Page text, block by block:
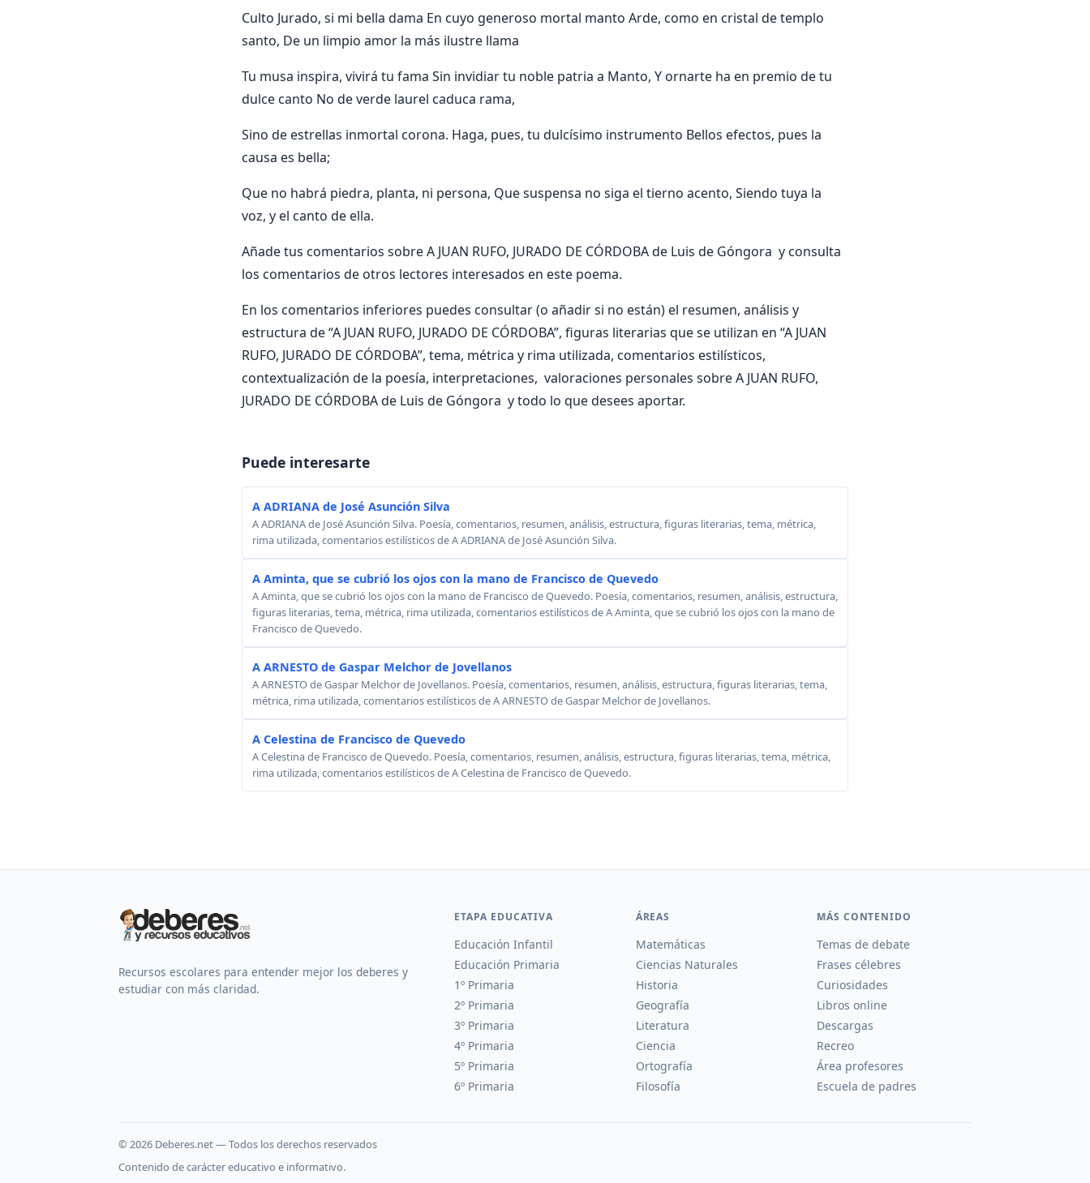
Culto Jurado, si mi bella dama En cuyo generoso mortal manto Arde, como en cristal de templo
santo, De un limpio amor la más ilustre llama
Tu musa inspira, vivirá tu fama Sin invidiar tu noble patria a Manto, Y ornarte ha en premio de tu
dulce canto No de verde laurel caduca rama,
Sino de estrellas inmortal corona. Haga, pues, tu dulcísimo instrumento Bellos efectos, pues la
causa es bella;
Que no habrá piedra, planta, ni persona, Que suspensa no siga el tierno acento, Siendo tuya la
voz, y el canto de ella.
Añade tus comentarios sobre A JUAN RUFO, JURADO DE CÓRDOBA de Luis de Góngora y consulta
los comentarios de otros lectores interesados en este poema.
En los comentarios inferiores puedes consultar (o añadir si no están) el resumen, análisis y
estructura de “A JUAN RUFO, JURADO DE CÓRDOBA”, figuras literarias que se utilizan en “A JUAN
RUFO, JURADO DE CÓRDOBA”, tema, métrica y rima utilizada, comentarios estilísticos,
contextualización de la poesía, interpretaciones, valoraciones personales sobre A JUAN RUFO,
JURADO DE CÓRDOBA de Luis de Góngora y todo lo que desees aportar.
Puede interesarte
A ADRIANA de José Asunción Silva
A ADRIANA de José Asunción Silva. Poesía, comentarios, resumen, análisis, estructura, figuras literarias, tema, métrica,
rima utilizada, comentarios estilísticos de A ADRIANA de José Asunción Silva.
A Aminta, que se cubrió los ojos con la mano de Francisco de Quevedo
A Aminta, que se cubrió los ojos con la mano de Francisco de Quevedo. Poesía, comentarios, resumen, análisis, estructura,
figuras literarias, tema, métrica, rima utilizada, comentarios estilísticos de A Aminta, que se cubrió los ojos con la mano de
Francisco de Quevedo.
A ARNESTO de Gaspar Melchor de Jovellanos
A ARNESTO de Gaspar Melchor de Jovellanos. Poesía, comentarios, resumen, análisis, estructura, figuras literarias, tema,
métrica, rima utilizada, comentarios estilísticos de A ARNESTO de Gaspar Melchor de Jovellanos.
A Celestina de Francisco de Quevedo
A Celestina de Francisco de Quevedo. Poesía, comentarios, resumen, análisis, estructura, figuras literarias, tema, métrica,
rima utilizada, comentarios estilísticos de A Celestina de Francisco de Quevedo.
Recursos escolares para entender mejor los deberes y
estudiar con más claridad.
ETAPA EDUCATIVA
Educación Infantil
Educación Primaria
1º Primaria
2º Primaria
3º Primaria
4º Primaria
5º Primaria
6º Primaria
ÁREAS
Matemáticas
Ciencias Naturales
Historia
Geografía
Literatura
Ciencia
Ortografía
Filosofía
MÁS CONTENIDO
Temas de debate
Frases célebres
Curiosidades
Libros online
Descargas
Recreo
Área profesores
Escuela de padres
© 2026 Deberes.net — Todos los derechos reservados
Contenido de carácter educativo e informativo.